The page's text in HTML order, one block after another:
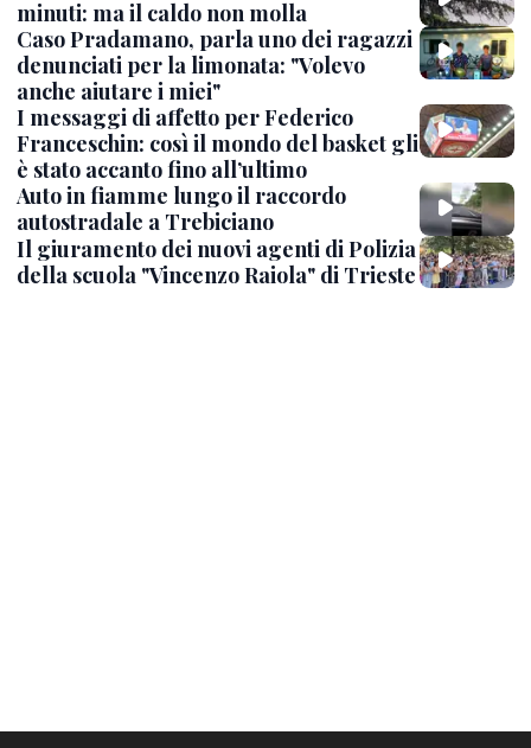
minuti: ma il caldo non molla
Caso Pradamano, parla uno dei ragazzi
denunciati per la limonata: "Volevo
anche aiutare i miei"
I messaggi di affetto per Federico
Franceschin: così il mondo del basket gli
è stato accanto fino all’ultimo
Auto in fiamme lungo il raccordo
autostradale a Trebiciano
Il giuramento dei nuovi agenti di Polizia
della scuola "Vincenzo Raiola" di Trieste